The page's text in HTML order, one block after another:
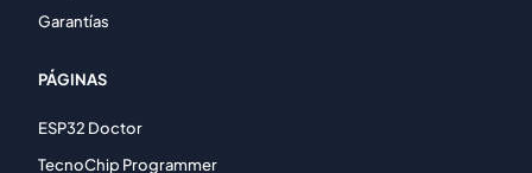
Garantías
PÁGINAS
ESP32 Doctor
TecnoChip Programmer